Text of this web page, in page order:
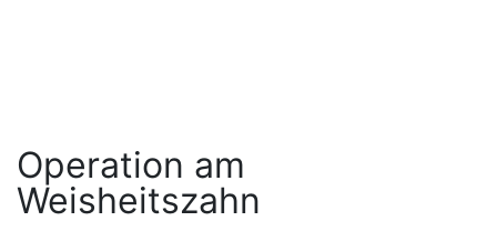
Operation am
Weisheitszahn